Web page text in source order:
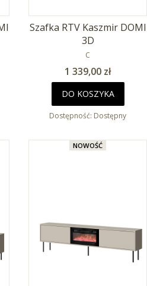
Szafka RTV Kaszmir DOMI
3D
PRODUCENT
C
Cena
1 339,00 zł
DO KOSZYKA
Dostępność: Dostępny
NOWOŚĆ